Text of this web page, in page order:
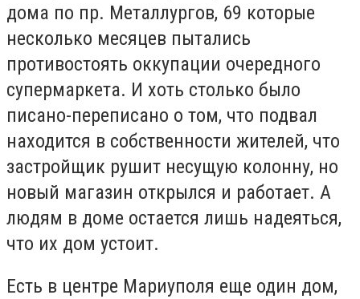
дома по пр. Металлургов, 69 которые
несколько месяцев пытались
противостоять оккупации очередного
супермаркета. И хоть столько было
писано-переписано о том, что подвал
находится в собственности жителей, что
застройщик рушит несущую колонну, но
новый магазин открылся и работает. А
людям в доме остается лишь надеяться,
что их дом устоит.
Есть в центре Мариуполя еще один дом,